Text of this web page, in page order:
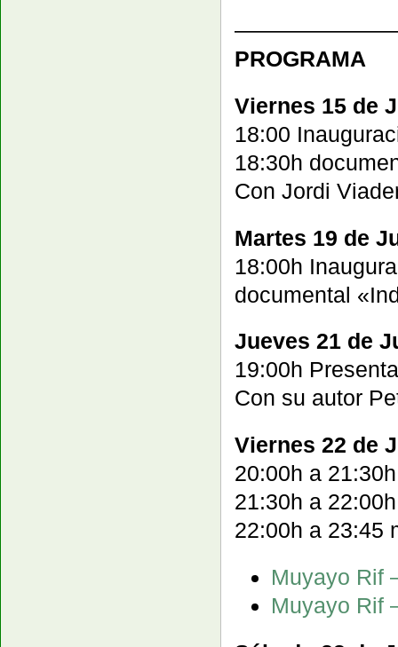
PROGRAMA
Viernes 15 de
18:00
18:30h
Con Jordi
Martes 19 de
18:00h
documental
Jueves 21 de
19:00h
Con su autor
Viernes 22 de
20:00h a
21:30h a
22:00h a 23:45
Muyayo Rif
Muyayo Rif